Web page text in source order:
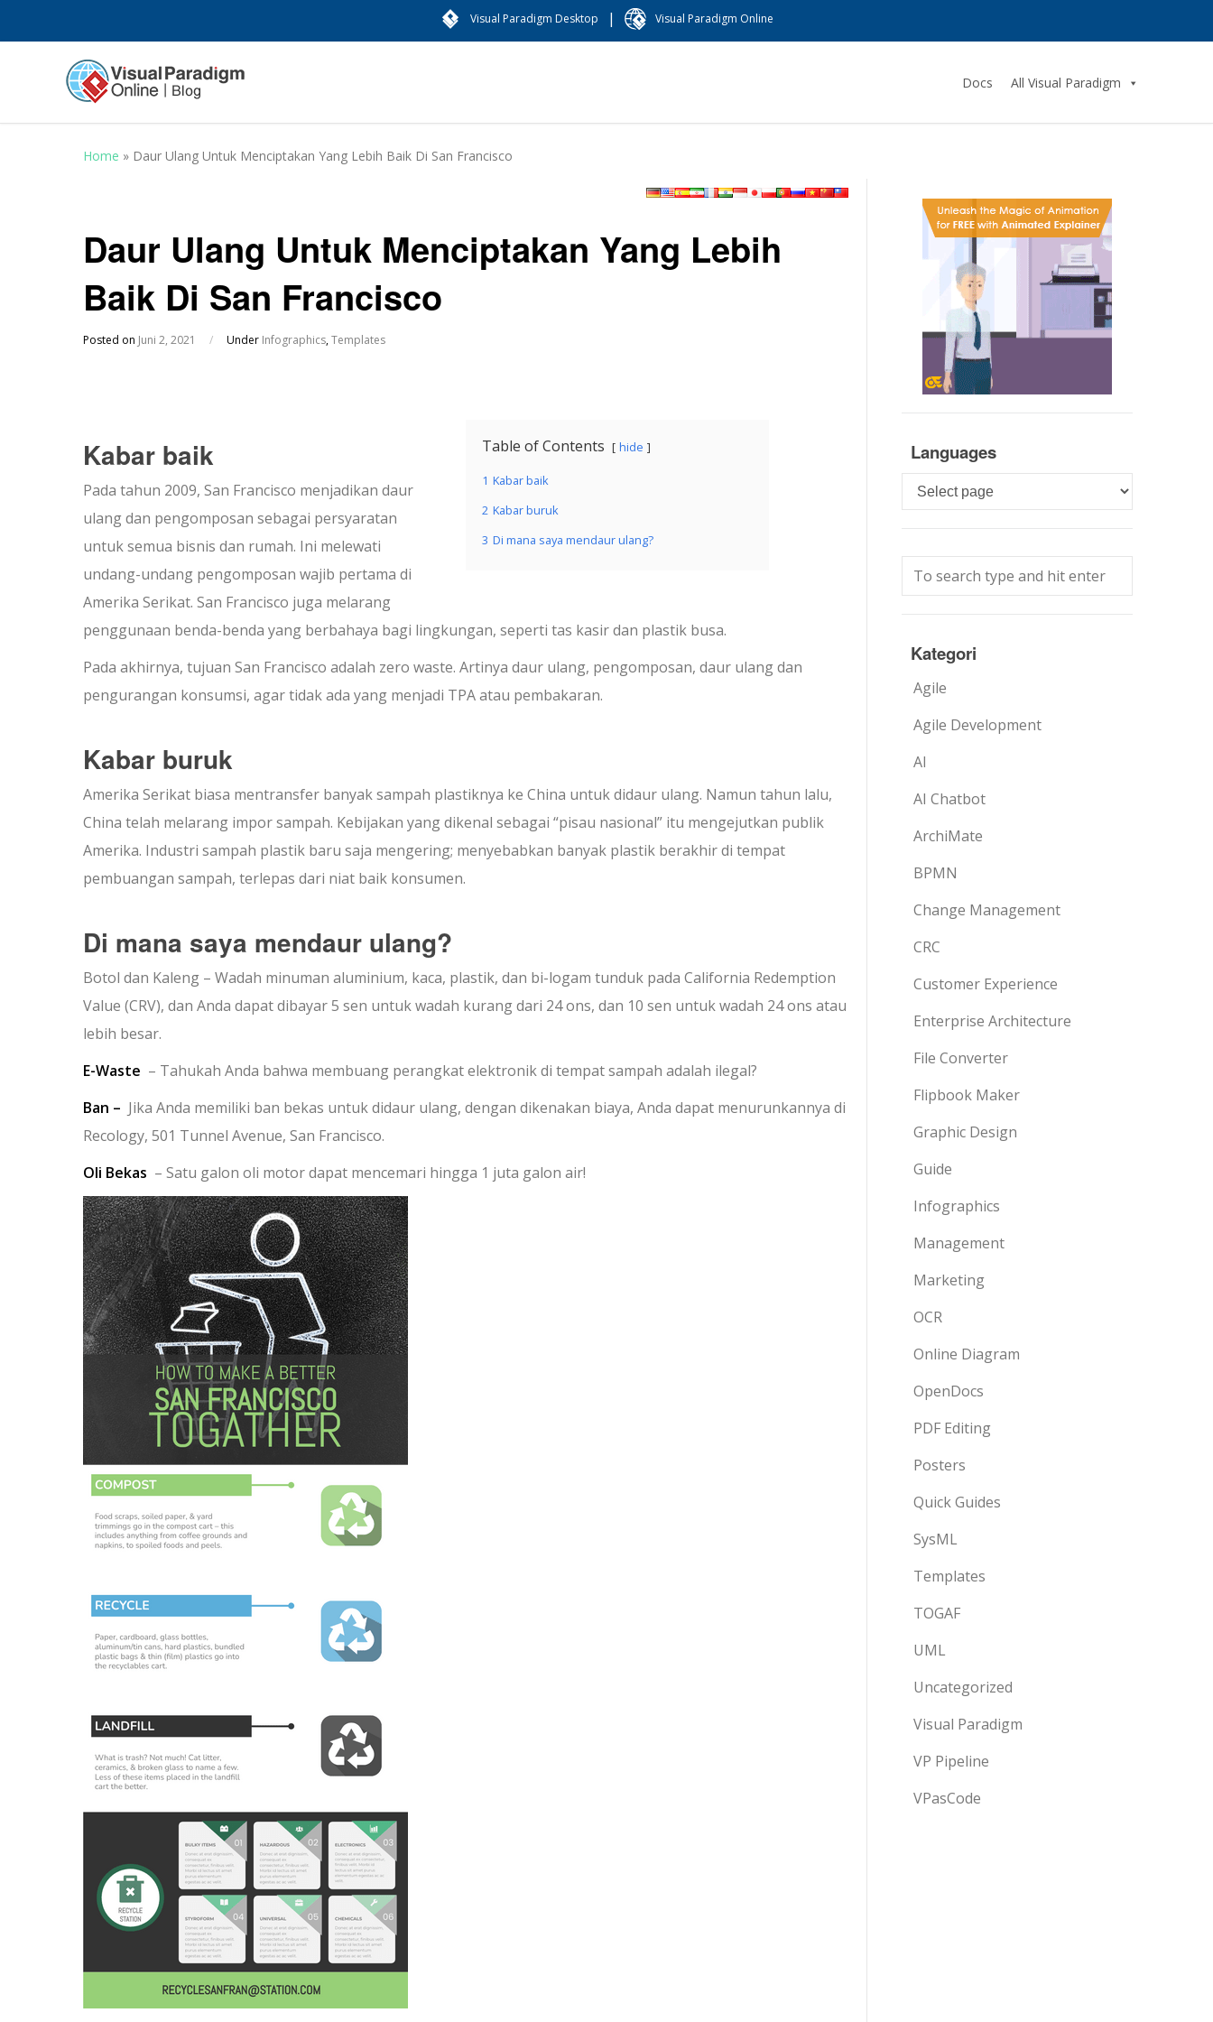
Visual Paradigm Desktop | Visual Paradigm Online
Docs All Visual Paradigm
Home » Daur Ulang Untuk Menciptakan Yang Lebih Baik Di San Francisco
Daur Ulang Untuk Menciptakan Yang Lebih
Baik Di San Francisco
Posted on Juni 2, 2021 / Under Infographics,Templates
Table of Contents hide
1 Kabar baik
2 Kabar buruk
3 Di mana saya mendaur ulang?
Kabar baik
Pada tahun 2009, San Francisco menjadikan daur
ulang dan pengomposan sebagai persyaratan
untuk semua bisnis dan rumah. Ini melewati
undang-undang pengomposan wajib pertama di
Amerika Serikat. San Francisco juga melarang
penggunaan benda-benda yang berbahaya bagi lingkungan, seperti tas kasir dan plastik busa.
Pada akhirnya, tujuan San Francisco adalah zero waste. Artinya daur ulang, pengomposan, daur ulang dan
pengurangan konsumsi, agar tidak ada yang menjadi TPA atau pembakaran.
Kabar buruk
Amerika Serikat biasa mentransfer banyak sampah plastiknya ke China untuk didaur ulang. Namun tahun lalu,
China telah melarang impor sampah. Kebijakan yang dikenal sebagai “pisau nasional” itu mengejutkan publik
Amerika. Industri sampah plastik baru saja mengering; menyebabkan banyak plastik berakhir di tempat
pembuangan sampah, terlepas dari niat baik konsumen.
Di mana saya mendaur ulang?
Botol dan Kaleng – Wadah minuman aluminium, kaca, plastik, dan bi-logam tunduk pada California Redemption
Value (CRV), dan Anda dapat dibayar 5 sen untuk wadah kurang dari 24 ons, dan 10 sen untuk wadah 24 ons atau
lebih besar.
E-Waste – Tahukah Anda bahwa membuang perangkat elektronik di tempat sampah adalah ilegal?
Ban – Jika Anda memiliki ban bekas untuk didaur ulang, dengan dikenakan biaya, Anda dapat menurunkannya di
Recology, 501 Tunnel Avenue, San Francisco.
Oli Bekas – Satu galon oli motor dapat mencemari hingga 1 juta galon air!
Languages
Languages
Kategori
Agile
Agile Development
AI
AI Chatbot
ArchiMate
BPMN
Change Management
CRC
Customer Experience
Enterprise Architecture
File Converter
Flipbook Maker
Graphic Design
Guide
Infographics
Management
Marketing
OCR
Online Diagram
OpenDocs
PDF Editing
Posters
Quick Guides
SysML
Templates
TOGAF
UML
Uncategorized
Visual Paradigm
VP Pipeline
VPasCode